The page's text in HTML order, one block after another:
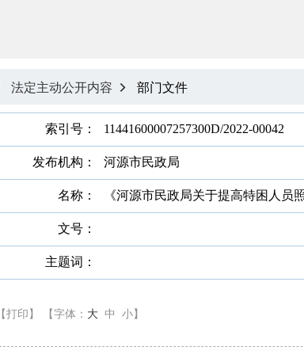
法定主动公开内容  部门文件
索引号： 11441600007257300D/2022-00042
发布机构： 河源市民政局
名称： 《河源市民政局关于提高特困人员
文号：
主题词：
【打印】 【字体： 大 中 小 】